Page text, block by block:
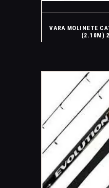
VARA MOLINETE
(2.10M)